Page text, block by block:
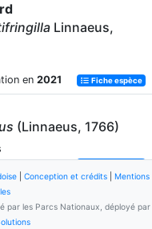
Linnaeus,
en 2021 Fiche espèce
(Linnaeus, 1766)
en2023
(Linnaeus, 1758)
Conception et crédits
Mentions
par les Parcs Nationaux, déployé par